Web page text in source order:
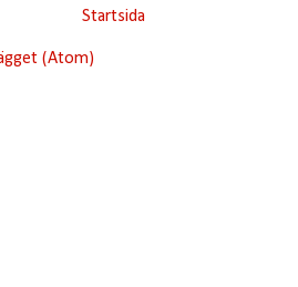
Startsida
(Atom)